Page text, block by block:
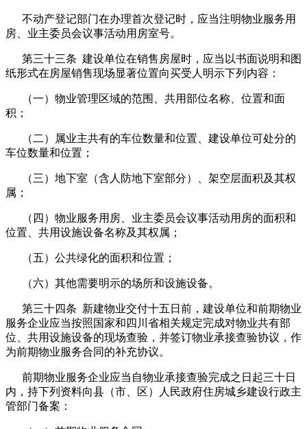
不动产登记部门在办理首次登记时，应当注明物业服务用
房、业主委员会议事活动用房室号。
第三十三条 建设单位在销售房屋时，应当以书面说明和图
纸形式在房屋销售现场显著位置向买受人明示下列内容：
（一）物业管理区域的范围、共用部位名称、位置和面
积；
（二）属业主共有的车位数量和位置、建设单位可处分的
车位数量和位置；
（三）地下室（含人防地下室部分）、架空层面积及其权
属；
（四）物业服务用房、业主委员会议事活动用房的面积和
位置、共用设施设备名称及其权属；
（五）公共绿化的面积和位置；
（六）其他需要明示的场所和设施设备。
第三十四条 新建物业交付十五日前，建设单位和前期物业
服务企业应当按照国家和四川省相关规定完成对物业共有部
位、共用设施设备的现场查验，并签订物业承接查验协议，作
为前期物业服务合同的补充协议。
前期物业服务企业应当自物业承接查验完成之日起三十日
内，持下列资料向县（市、区）人民政府住房城乡建设行政主
管部门备案：